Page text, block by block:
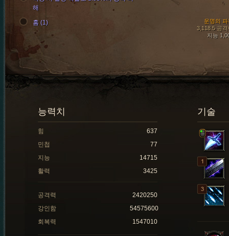
운명의 파
3,118.5 공격
지능
해
홈 (1)
기술
능력치
힘
637
민첩
77
지능
14715
활력
3425
공격력
2420250
강인함
54575600
회복력
1547010